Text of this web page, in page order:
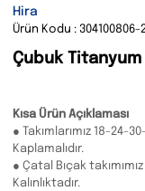
Hira
Ürün Kodu : 304100806-
Çubuk Titanyum
Kısa Ürün Açıklaması
● Takımlarımız 18-24-
Kaplamalıdır.
● Çatal Bıçak
Kalınlıktadır.